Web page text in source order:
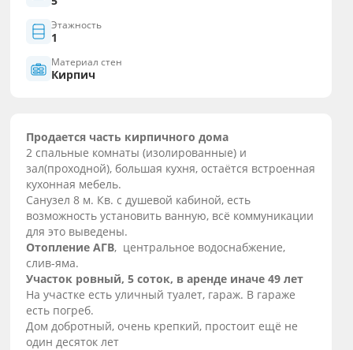
Этажность
1
Материал стен
Кирпич
Продается часть кирпичного дома
2 спальные комнаты (изолированные) и
зал(проходной), большая кухня, остаётся встроенная
кухонная мебель.
Санузел 8 м. Кв. с душевой кабиной, есть
возможность установить ванную, всё коммуникации
для это выведены.
Отопление АГВ, центральное водоснабжение,
слив-яма.
Участок ровный, 5 соток, в аренде иначе 49 лет
На участке есть уличный туалет, гараж. В гараже
есть погреб.
Дом добротный, очень крепкий, простоит ещё не
один десяток лет